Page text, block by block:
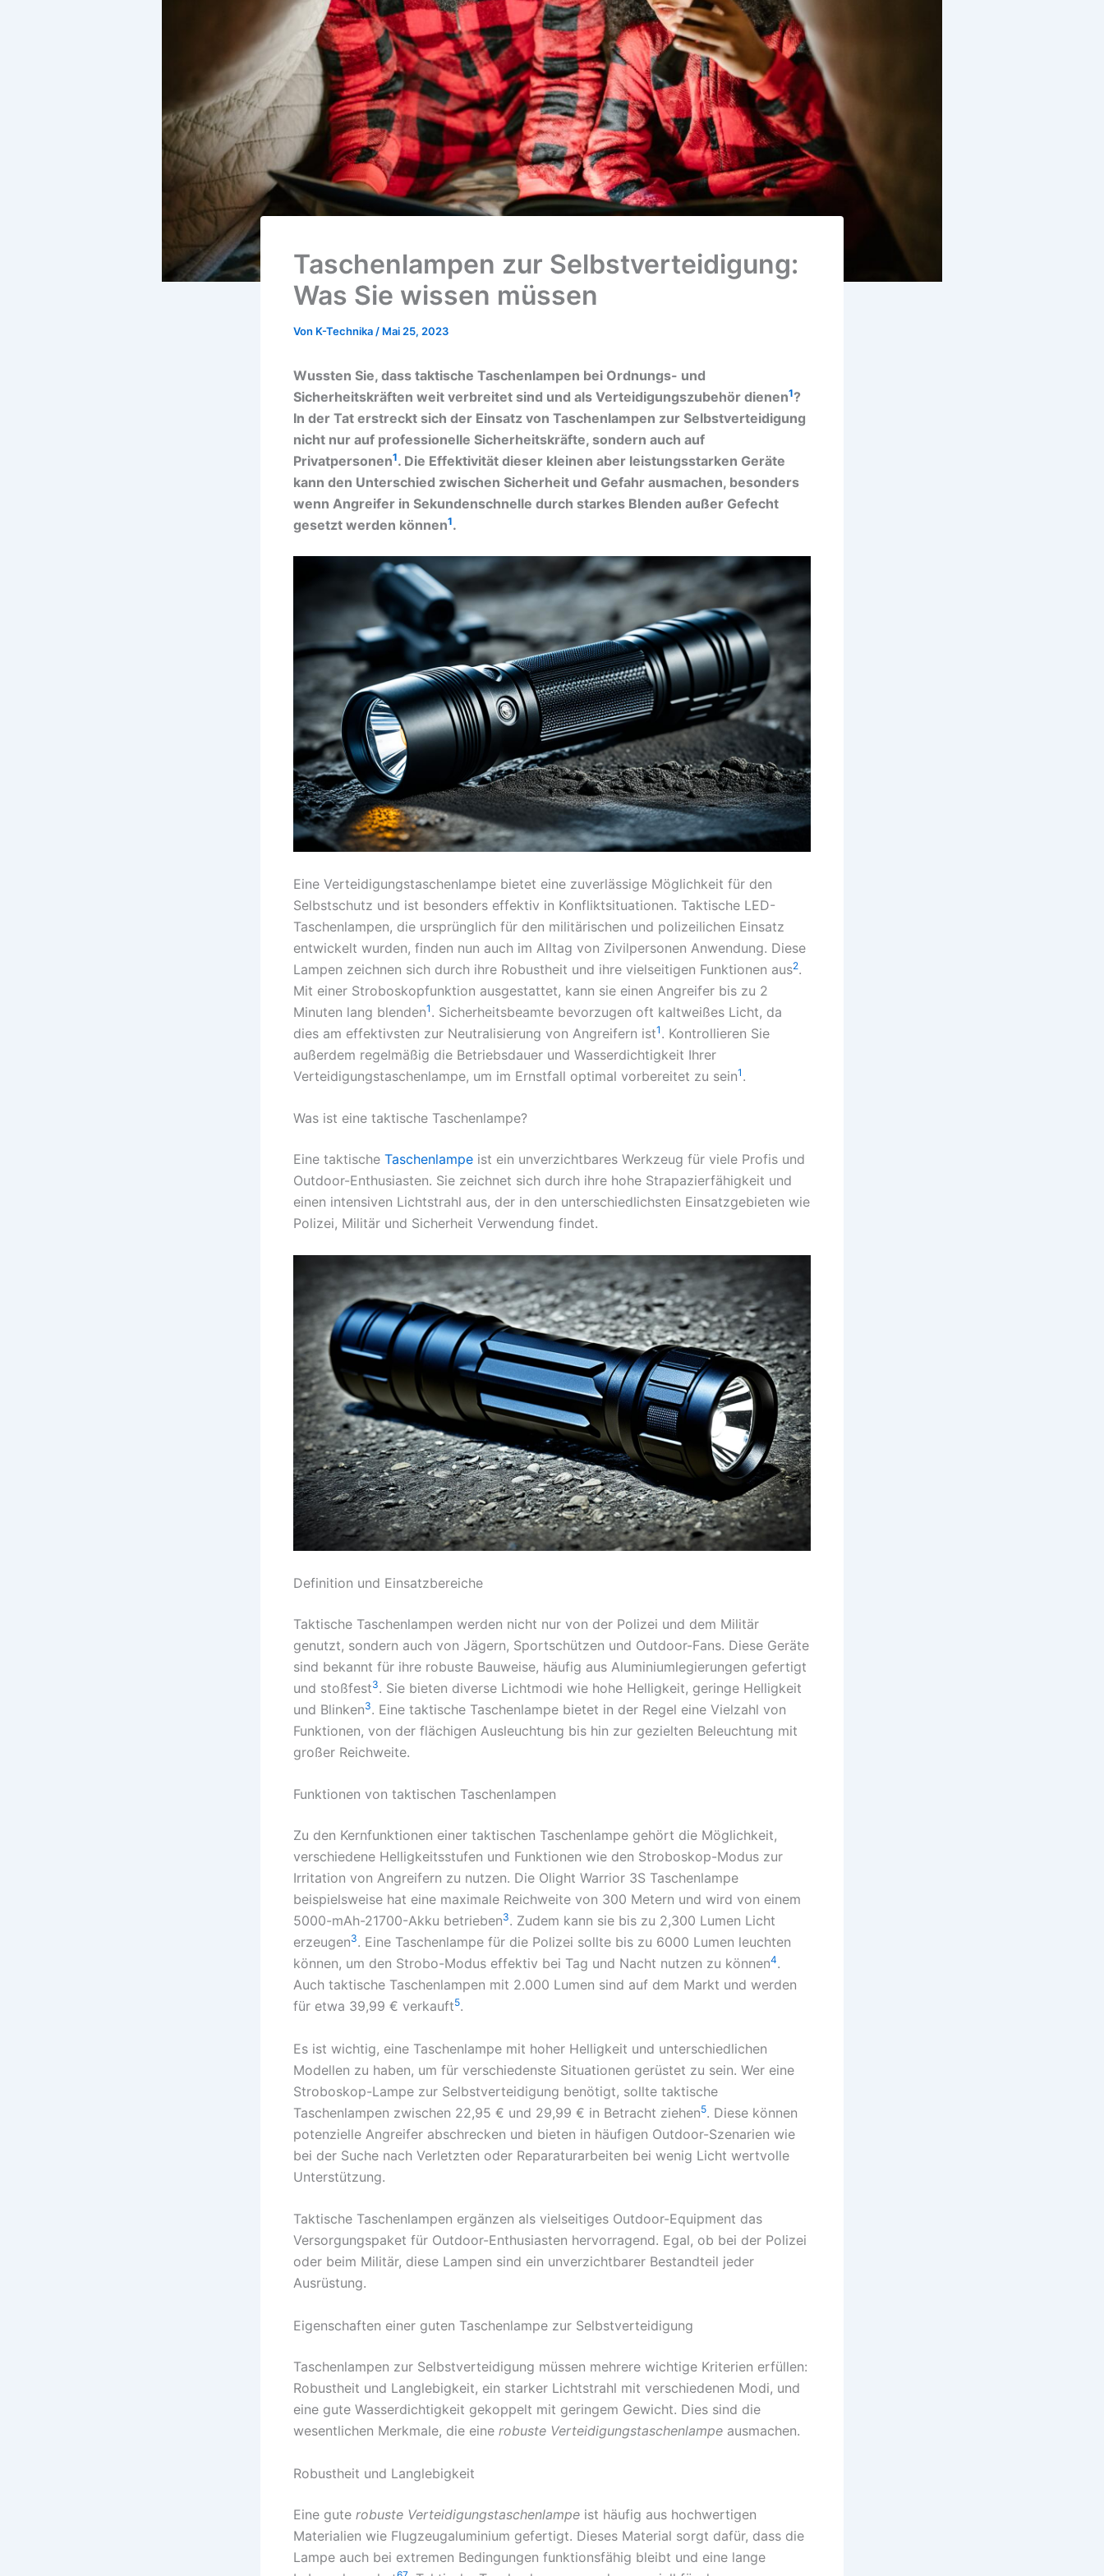
Taschenlampen zur Selbstverteidigung:
Was Sie wissen müssen
Von K-Technika / Mai 25, 2023
Wussten Sie, dass taktische Taschenlampen bei Ordnungs- und
Sicherheitskräften weit verbreitet sind und als Verteidigungszubehör dienen1?
In der Tat erstreckt sich der Einsatz von Taschenlampen zur Selbstverteidigung
nicht nur auf professionelle Sicherheitskräfte, sondern auch auf
Privatpersonen1. Die Effektivität dieser kleinen aber leistungsstarken Geräte
kann den Unterschied zwischen Sicherheit und Gefahr ausmachen, besonders
wenn Angreifer in Sekundenschnelle durch starkes Blenden außer Gefecht
gesetzt werden können1.
Eine Verteidigungstaschenlampe bietet eine zuverlässige Möglichkeit für den
Selbstschutz und ist besonders effektiv in Konfliktsituationen. Taktische LED-
Taschenlampen, die ursprünglich für den militärischen und polizeilichen Einsatz
entwickelt wurden, finden nun auch im Alltag von Zivilpersonen Anwendung. Diese
Lampen zeichnen sich durch ihre Robustheit und ihre vielseitigen Funktionen aus2.
Mit einer Stroboskopfunktion ausgestattet, kann sie einen Angreifer bis zu 2
Minuten lang blenden1 . Sicherheitsbeamte bevorzugen oft kaltweißes Licht, da
dies am effektivsten zur Neutralisierung von Angreifern ist1 . Kontrollieren Sie
außerdem regelmäßig die Betriebsdauer und Wasserdichtigkeit Ihrer
Verteidigungstaschenlampe, um im Ernstfall optimal vorbereitet zu sein1 .
Was ist eine taktische Taschenlampe?
Eine taktische Taschenlampe ist ein unverzichtbares Werkzeug für viele Profis und
Outdoor-Enthusiasten. Sie zeichnet sich durch ihre hohe Strapazierfähigkeit und
einen intensiven Lichtstrahl aus, der in den unterschiedlichsten Einsatzgebieten wie
Polizei, Militär und Sicherheit Verwendung findet.
Definition und Einsatzbereiche
Taktische Taschenlampen werden nicht nur von der Polizei und dem Militär
genutzt, sondern auch von Jägern, Sportschützen und Outdoor-Fans. Diese Geräte
sind bekannt für ihre robuste Bauweise, häufig aus Aluminiumlegierungen gefertigt
und stoßfest3. Sie bieten diverse Lichtmodi wie hohe Helligkeit, geringe Helligkeit
und Blinken3. Eine taktische Taschenlampe bietet in der Regel eine Vielzahl von
Funktionen, von der flächigen Ausleuchtung bis hin zur gezielten Beleuchtung mit
großer Reichweite.
Funktionen von taktischen Taschenlampen
Zu den Kernfunktionen einer taktischen Taschenlampe gehört die Möglichkeit,
verschiedene Helligkeitsstufen und Funktionen wie den Stroboskop-Modus zur
Irritation von Angreifern zu nutzen. Die Olight Warrior 3S Taschenlampe
beispielsweise hat eine maximale Reichweite von 300 Metern und wird von einem
5000-mAh-21700-Akku betrieben3. Zudem kann sie bis zu 2,300 Lumen Licht
erzeugen3. Eine Taschenlampe für die Polizei sollte bis zu 6000 Lumen leuchten
können, um den Strobo-Modus effektiv bei Tag und Nacht nutzen zu können4.
Auch taktische Taschenlampen mit 2.000 Lumen sind auf dem Markt und werden
für etwa 39,99 € verkauft5.
Es ist wichtig, eine Taschenlampe mit hoher Helligkeit und unterschiedlichen
Modellen zu haben, um für verschiedenste Situationen gerüstet zu sein. Wer eine
Stroboskop-Lampe zur Selbstverteidigung benötigt, sollte taktische
Taschenlampen zwischen 22,95 € und 29,99 € in Betracht ziehen5. Diese können
potenzielle Angreifer abschrecken und bieten in häufigen Outdoor-Szenarien wie
bei der Suche nach Verletzten oder Reparaturarbeiten bei wenig Licht wertvolle
Unterstützung.
Taktische Taschenlampen ergänzen als vielseitiges Outdoor-Equipment das
Versorgungspaket für Outdoor-Enthusiasten hervorragend. Egal, ob bei der Polizei
oder beim Militär, diese Lampen sind ein unverzichtbarer Bestandteil jeder
Ausrüstung.
Eigenschaften einer guten Taschenlampe zur Selbstverteidigung
Taschenlampen zur Selbstverteidigung müssen mehrere wichtige Kriterien erfüllen:
Robustheit und Langlebigkeit, ein starker Lichtstrahl mit verschiedenen Modi, und
eine gute Wasserdichtigkeit gekoppelt mit geringem Gewicht. Dies sind die
wesentlichen Merkmale, die eine robuste Verteidigungstaschenlampe ausmachen.
Robustheit und Langlebigkeit
Eine gute robuste Verteidigungstaschenlampe ist häufig aus hochwertigen
Materialien wie Flugzeugaluminium gefertigt. Dieses Material sorgt dafür, dass die
Lampe auch bei extremen Bedingungen funktionsfähig bleibt und eine lange